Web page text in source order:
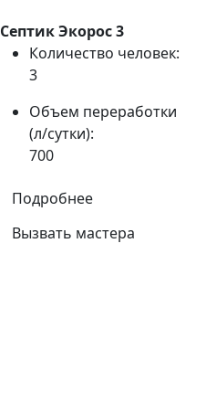
Септик Экорос 3
Количество человек:
3
Объем переработки
(л/сутки):
700
Подробнее
Вызвать мастера